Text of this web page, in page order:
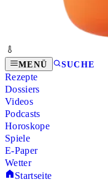
MENÜ SUCHE
Rezepte
Dossiers
Videos
Podcasts
Horoskope
Spiele
E-Paper
Wetter
Startseite